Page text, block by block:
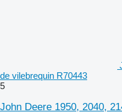
de vilebrequin R70443
5
John Deere 1950, 2040,